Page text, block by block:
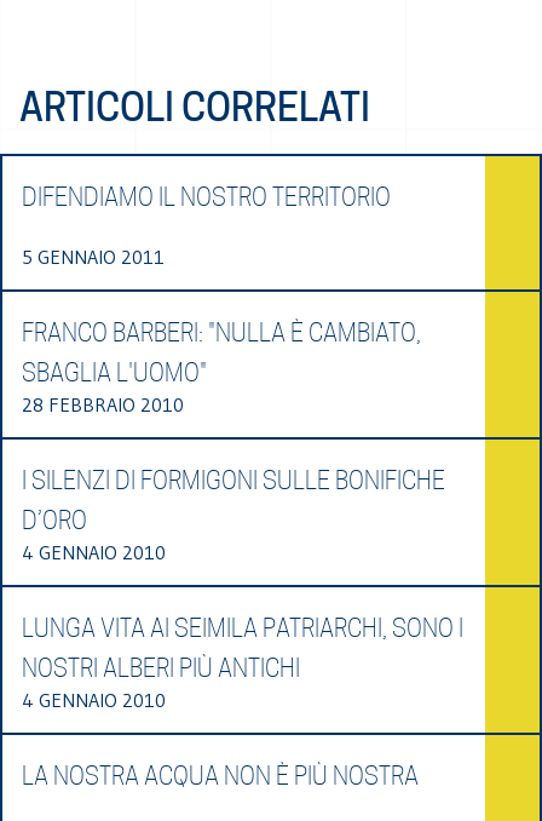
ARTICOLI CORRELATI
DIFENDIAMO IL NOSTRO TERRITORIO
5 GENNAIO 2011
FRANCO BARBERI: "NULLA È CAMBIATO,
SBAGLIA L'UOMO"
28 FEBBRAIO 2010
I SILENZI DI FORMIGONI SULLE BONIFICHE
D’ORO
4 GENNAIO 2010
LUNGA VITA AI SEIMILA PATRIARCHI, SONO I
NOSTRI ALBERI PIÙ ANTICHI
4 GENNAIO 2010
LA NOSTRA ACQUA NON È PIÙ NOSTRA